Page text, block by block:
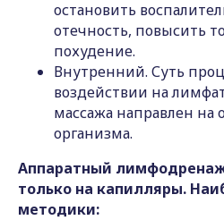
остановить
отечность, повысить
похудение.
Внутренний. Суть
воздействии на
массажа направлен на
организма.
Аппаратный
только на капилляры.
методики: